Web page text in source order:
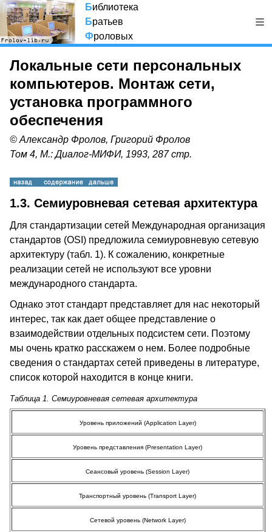
Библиотека
Братьев
Фроловых
Локальные сети персональных
компьютеров. Монтаж сети,
установка программного
обеспечения
© Александр Фролов, Григорий Фролов
Том 4, М.: Диалог-МИФИ, 1993, 287 стр.
1.3. Семиуровневая сетевая архитектура
Для стандартизации сетей Международная организация
стандартов (OSI) предложила семиуровневую сетевую
архитектуру (табл. 1). К сожалению, конкретные
реализации сетей не используют все уровни
международного стандарта.
Однако этот стандарт представляет для нас некоторый
интерес, так как дает общее представление о
взаимодействии отдельных подсистем сети. Поэтому
мы очень кратко расскажем о нем. Более подробные
сведения о стандартах сетей приведены в литературе,
список которой находится в конце книги.
Таблица 1. Семиуровневая сетевая архитектура
Уровень приложений (Application Layer)
Уровень представления (Presentation Layer)
Сеансовый уровень (Session Layer)
Транспортный уровень (Transport Layer)
Сетевой уровень (Network Layer)